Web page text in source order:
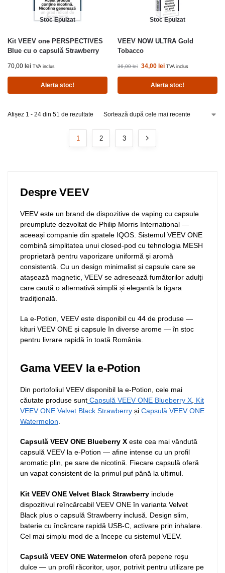
Stoc Epuizat
Kit VEEV one PERSPECTIVES
Blue cu o capsulă Strawberry
70,00 lei TVA inclus
Alerta stoc!
Stoc Epuizat
VEEV NOW ULTRA Gold
Tobacco
36,00lei 34,00 lei TVA inclus
Alerta stoc!
Afișez 1 - 24 din 51 de rezultate
1 2 3
Despre VEEV
VEEV este un brand de dispozitive de vaping cu capsule
preumplute dezvoltat de Philip Morris International —
aceeași companie din spatele IQOS. Sistemul VEEV ONE
combină simplitatea unui closed-pod cu tehnologia MESH
proprietară pentru vaporizare uniformă și aromă
consistentă. Cu un design minimalist și capsule care se
atașează magnetic, VEEV se adresează fumătorilor adulți
care caută o alternativă simplă și elegantă la țigara
tradițională.
La e-Potion, VEEV este disponibil cu 44 de produse —
kituri VEEV ONE și capsule în diverse arome — în stoc
pentru livrare rapidă în toată România.
Gama VEEV la e-Potion
Din portofoliul VEEV disponibil la e-Potion, cele mai
căutate produse sunt Capsulă VEEV ONE Blueberry X Kit
VEEV ONE Velvet Black Strawberry și Capsulă VEEV ONE
Watermelon
Capsulă VEEV ONE Blueberry X este cea mai vândută
capsulă VEEV la e-Potion — afine intense cu un profil
aromatic plin, pe sare de nicotină. Fiecare capsulă oferă
un vapat consistent de la primul puf până la ultimul.
Kit VEEV ONE Velvet Black Strawberry include
dispozitivul reîncărcabil VEEV ONE în varianta Velvet
Black plus o capsulă Strawberry inclusă. Design slim,
baterie cu încărcare rapidă USB-C, activare prin inhalare.
Cel mai simplu mod de a începe cu sistemul VEEV.
Capsulă VEEV ONE Watermelon oferă pepene roșu
dulce — un profil răcoritor, ușor, potrivit pentru utilizare pe